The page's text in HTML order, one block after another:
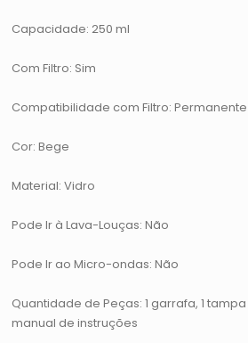
Capacidade: 250 ml
Com Filtro: Sim
Compatibilidade com Filtro: Permanente
Cor: Bege
Material: Vidro
Pode Ir à Lava-Louças: Não
Pode Ir ao Micro-ondas: Não
Quantidade de Peças: 1 garrafa, 1 tampa
manual de instruções